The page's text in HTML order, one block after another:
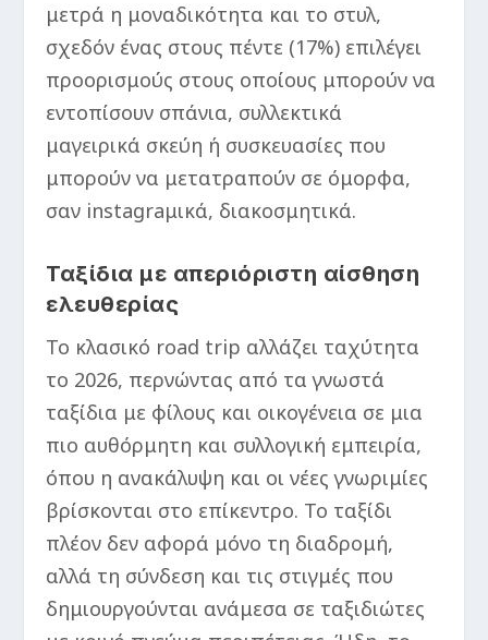
μετρά η μοναδικότητα και το στυλ,
σχεδόν ένας στους πέντε (17%) επιλέγει
προορισμούς στους οποίους μπορούν να
εντοπίσουν σπάνια, συλλεκτικά
μαγειρικά σκεύη ή συσκευασίες που
μπορούν να μετατραπούν σε όμορφα,
σαν instagraμικά, διακοσμητικά.
Ταξίδια με απεριόριστη αίσθηση
ελευθερίας
Το κλασικό road trip αλλάζει ταχύτητα
το 2026, περνώντας από τα γνωστά
ταξίδια με φίλους και οικογένεια σε μια
πιο αυθόρμητη και συλλογική εμπειρία,
όπου η ανακάλυψη και οι νέες γνωριμίες
βρίσκονται στο επίκεντρο. Το ταξίδι
πλέον δεν αφορά μόνο τη διαδρομή,
αλλά τη σύνδεση και τις στιγμές που
δημιουργούνται ανάμεσα σε ταξιδιώτες